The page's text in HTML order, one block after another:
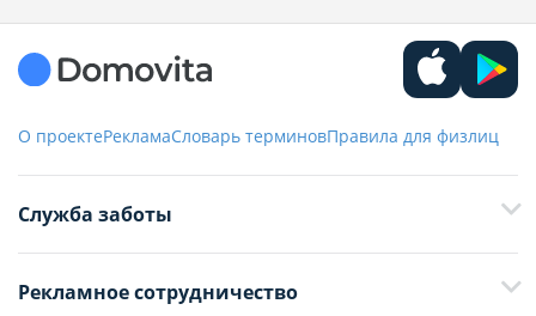
О проектеРекламаСловарь терминовПравила для физлиц
Служба заботы
+375 29 376-13-70
+375 33 376-13-70
Рекламное сотрудничество